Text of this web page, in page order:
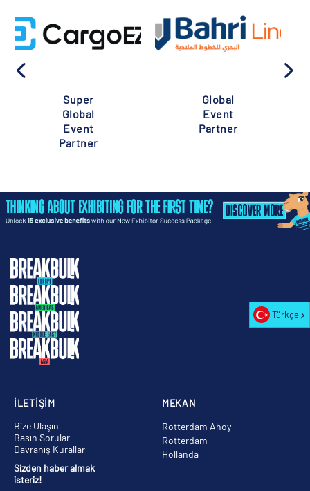
Super
Global
Event
Partner
Global
Event
Partner
MEKAN
Rotterdam Ahoy
Rotterdam
Hollanda
İLETİŞİM
Bize Ulaşın
Basın Soruları
Davranış Kuralları
Sizden haber almak
isteriz!
Türkçe